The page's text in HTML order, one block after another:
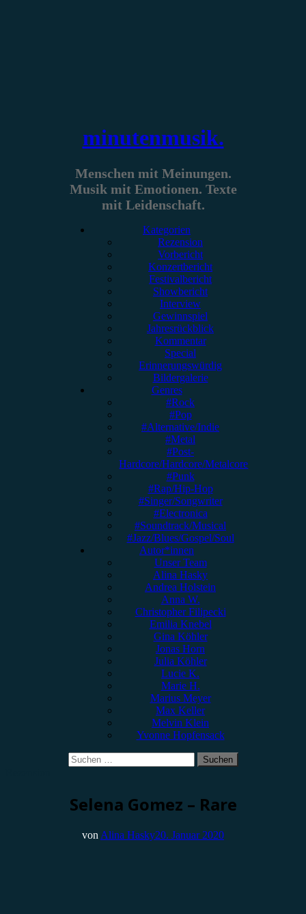
minutenmusik.
Menschen mit Meinungen.
Musik mit Emotionen. Texte
mit Leidenschaft.
Kategorien
Rezension
Vorbericht
Konzertbericht
Festivalbericht
Showbericht
Interview
Gewinnspiel
Jahresrückblick
Kommentar
Special
Erinnerungswürdig
Bildergalerie
Genres
#Rock
#Pop
#Alternative/Indie
#Metal
#Post-
Hardcore/Hardcore/Metalcore
#Punk
#Rap/Hip-Hop
#Singer/Songwriter
#Electronica
#Soundtrack/Musical
#Jazz/Blues/Gospel/Soul
Autor*innen
Unser Team
Alina Hasky
Andrea Holstein
Anna W.
Christopher Filipecki
Emilia Knebel
Gina Köhler
Jonas Horn
Julia Köhler
Lucie K.
Marie H.
Marius Meyer
Max Keller
Melvin Klein
Yvonne Hopfensack
Suchen
nach:
Selena Gomez – Rare
von Alina Hasky20. Januar 2020